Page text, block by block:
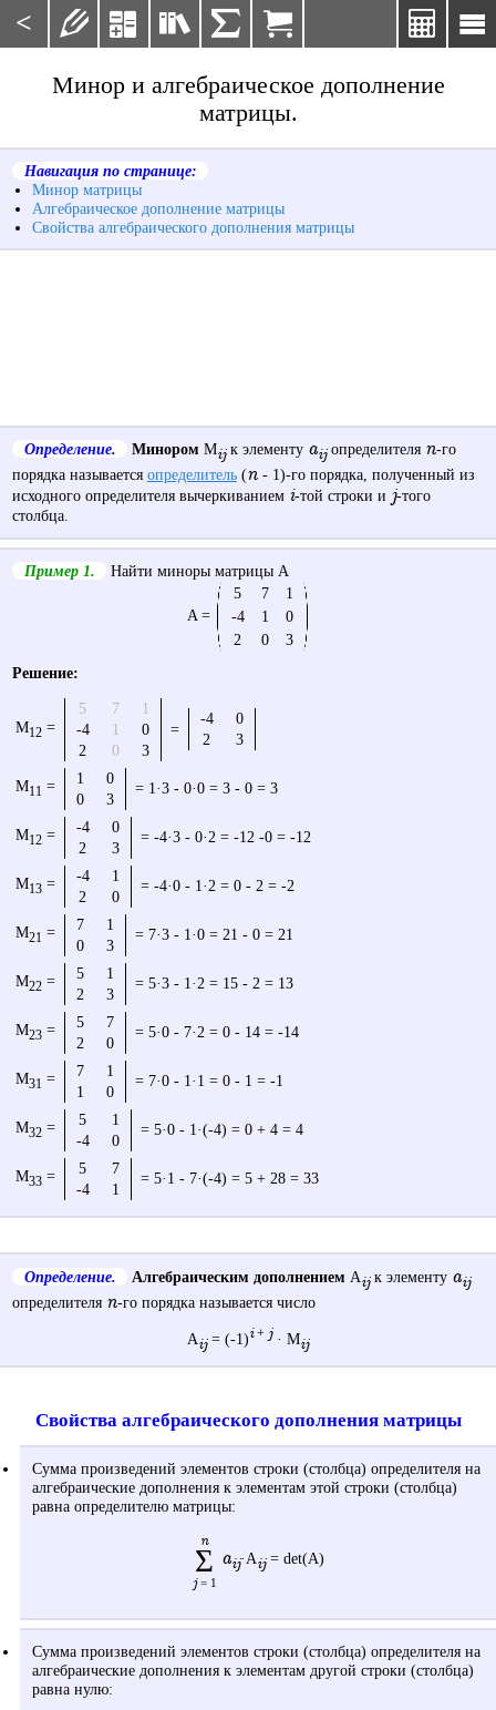
< 

    
Минор и алгебраическое дополнение
матрицы.
Навигация по странице:
Минор матрицы
Алгебраическое дополнение матрицы
Свойства алгебраического дополнения матрицы
Определение. Минором Mijк элементу aijопределителя n-го
порядка называется определитель(n- 1)-го порядка, полученный из
исходного определителя вычеркиванием i-той строки и j-того
столбца.
Пример 1. Найти миноры матрицы A
A =
5 7
1
-4
1
0
2
0
3
Решение:
M13=
5 7
1
-4
1
0
2
0 3
=
-4
1
2
0
M11 = 1
0
0
3
= 1·3 - 0·0 = 3 - 0 = 3
M12= -4
0
2
3
= -4·3 - 0·2 = -12 -0 = -12
M13= -4
1
2
0
= -4·0 - 1·2 = 0 - 2 = -2
M21 = 7
1
0
3
= 7·3 - 1·0 = 21 - 0 = 21
M22= 5
1
2
3
= 5·3 - 1·2 = 15 - 2 = 13
M23= 5
7
2
0
= 5·0 - 7·2 = 0 - 14 = -14
M31 = 7
1
1
0
= 7·0 - 1·1 = 0 - 1 = -1
M32= 5
1
-4
0
= 5·0 - 1·(-4) = 0 + 4 = 4
M33= 5
7
-4
1
= 5·1 - 7·(-4) = 5 + 28 = 33
Определение. Алгебраическим дополнением Aijк элементу aij
определителя n-го порядка называется число
Aij= (-1)i+ j· Mij
Свойства алгебраического дополнения матрицы
Сумма произведений элементов строки (столбца) определителя на
алгебраические дополнения к элементам этой строки (столбца)
равна определителю матрицы:
n
Σ aij·Aij= det(A)
j= 1
Сумма произведений элементов строки (столбца) определителя на
алгебраические дополнения к элементам другой строки (столбца)
равна нулю: